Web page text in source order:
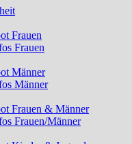
Frauen
Frauen
Männer
Männer
Frauen & Männer
Frauen/Männer